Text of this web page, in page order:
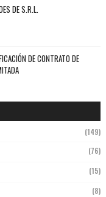
DE S.R.L.
DE CONTRATO DE
(149)
(76)
(15)
(8)